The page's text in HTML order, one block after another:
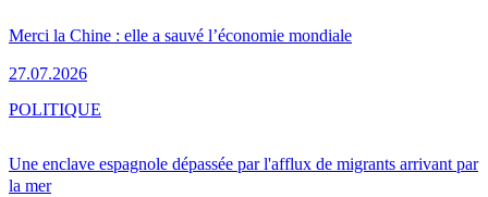
Merci la Chine : elle a sauvé l’économie mondiale
27.07.2026
Une enclave espagnole dépassée par l'afflux de migrants arrivant par
la mer
POLITIQUE